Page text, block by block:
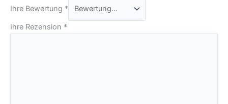
Ihre Bewertung *
Ihre Rezension *